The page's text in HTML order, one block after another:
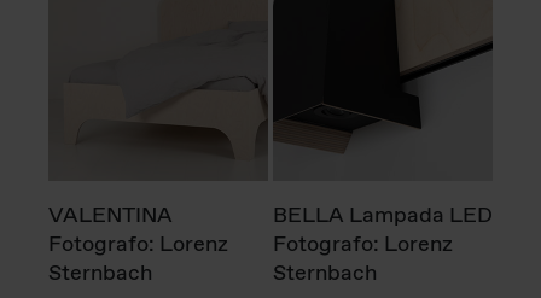
VALENTINA
Fotografo: Lorenz
Sternbach
BELLA Lampada LED
Fotografo: Lorenz
Sternbach